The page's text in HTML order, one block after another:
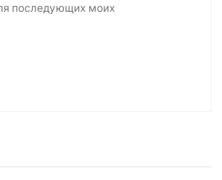
последующих моих